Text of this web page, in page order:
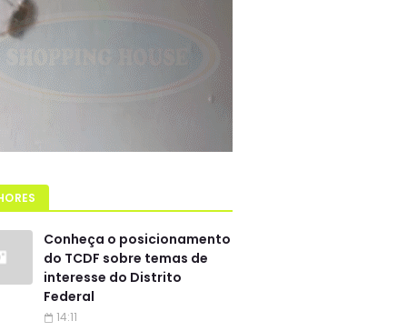
Conheça o posicionamento
do TCDF sobre temas de
interesse do Distrito
Federal
14:11